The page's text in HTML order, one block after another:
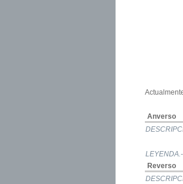
Anverso
LEYENDA.-
Reverso